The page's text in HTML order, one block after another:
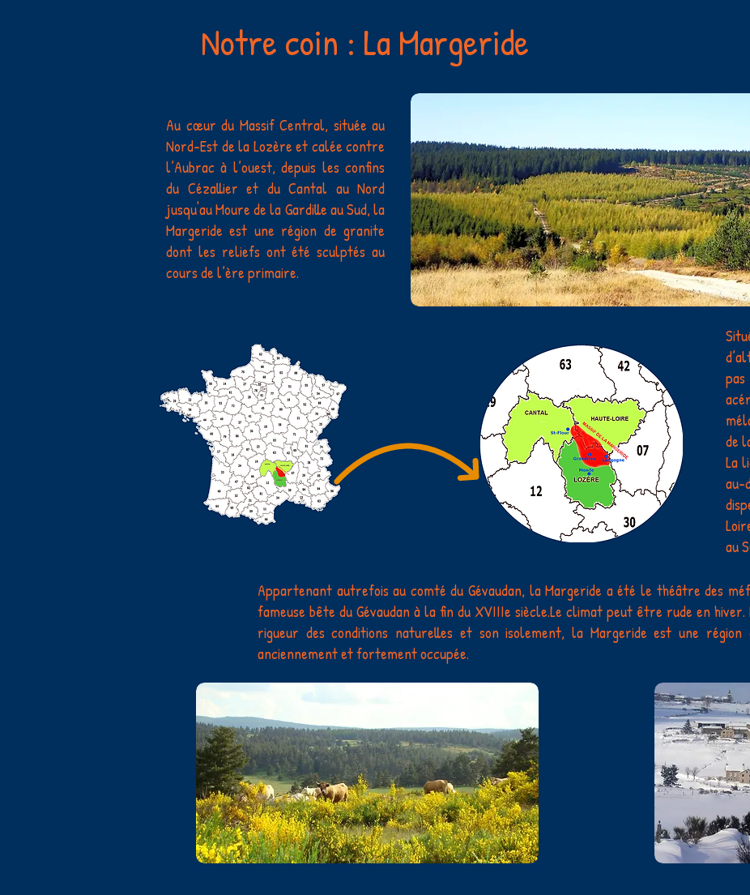
Notre coin : La Margeride
Au cœur du Massif Central, située au
Nord-Est de la Lozère et calée contre
l’Aubrac à l’ouest, depuis les confins
du Cézallier et du Cantal au Nord
jusqu'au Moure de la Gardille au Sud, la
Margeride est une région de granite
dont les reliefs ont été sculptés au
cours de l’ère primaire.
de
La
au-
au
Appartenant autrefois au comté du Gévaudan, la Margeride a été le théâtre des
fameuse bête du Gévaudan à la fin du XVIIIe siècle.Le climat peut être rude en
rigueur des conditions naturelles et son isolement, la Margeride est une
anciennement et fortement occupée.